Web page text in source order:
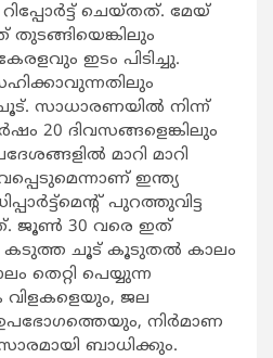
ചെയ്തത്. മേയ്
ഇടം പിടിച്ചു.
സാധാരണയില്‍ നിന്ന്
20 ദിവസങ്ങളെങ്കിലും
മാറി മാറി
ഇന്ത്യ
പുറത്തുവിട്ട
ജൂണ്‍ 30 വരെ ഇത്
കടുത്ത ചൂട് കൂടുതല്‍ കാലം
തെറ്റി പെയ്യുന്ന
വിളകളെയും, ജല
നിര്‍മാണ
ബാധിക്കും.